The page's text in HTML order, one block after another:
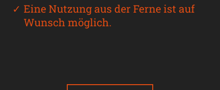
Eine Nutzung aus der Ferne ist auf
Wunsch möglich.